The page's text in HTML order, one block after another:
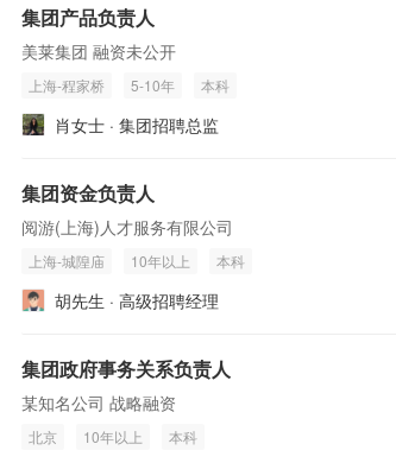
集团产品负责人
美莱集团 融资未公开
上海-程家桥 5-10年 本科
肖女士 · 集团招聘总监
集团资金负责人
阅游(上海)人才服务有限公司
上海-城隍庙 10年以上 本科
胡先生 · 高级招聘经理
集团政府事务关系负责人
某知名公司 战略融资
北京 10年以上 本科